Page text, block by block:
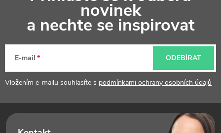
a
novinek
a nechte se inspirovat
E-mail
Vložením e-mailu souhlasíte s podmínkami ochrany osobních údajů
ODEBÍRAT